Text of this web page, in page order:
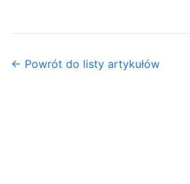
← Powrót do listy artykułów